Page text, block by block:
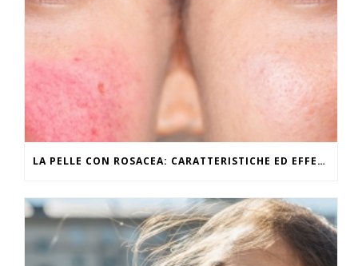
LA PELLE CON ROSACEA: CARATTERISTICHE ED EFFETTI DEL CALDO